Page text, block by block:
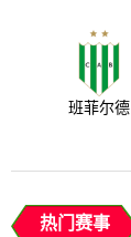
班菲尔德
热门赛事